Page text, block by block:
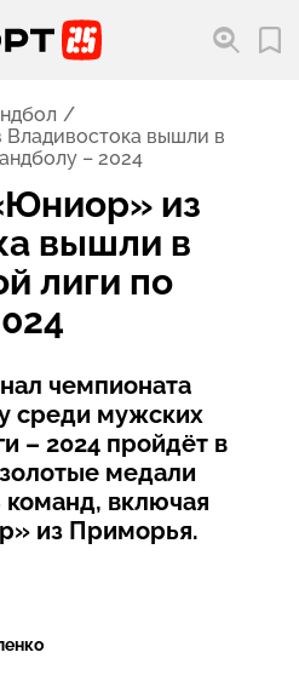
вышли в
– 2024
из
вышли в
лиги по
чемпионата
среди мужских
– 2024 пройдёт в
медали
включая
из Приморья.